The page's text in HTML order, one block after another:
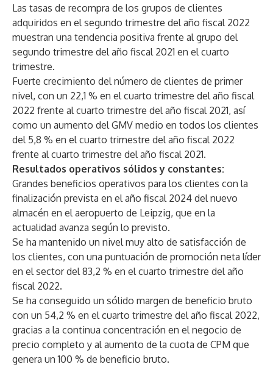
Las tasas de recompra de los grupos de clientes
adquiridos en el segundo trimestre del año fiscal 2022
muestran una tendencia positiva frente al grupo del
segundo trimestre del año fiscal 2021 en el cuarto
trimestre.
Fuerte crecimiento del número de clientes de primer
nivel, con un 22,1 % en el cuarto trimestre del año fiscal
2022 frente al cuarto trimestre del año fiscal 2021, así
como un aumento del GMV medio en todos los clientes
del 5,8 % en el cuarto trimestre del año fiscal 2022
frente al cuarto trimestre del año fiscal 2021.
Resultados operativos sólidos y constantes:
Grandes beneficios operativos para los clientes con la
finalización prevista en el año fiscal 2024 del nuevo
almacén en el aeropuerto de Leipzig, que en la
actualidad avanza según lo previsto.
Se ha mantenido un nivel muy alto de satisfacción de
los clientes, con una puntuación de promoción neta líder
en el sector del 83,2 % en el cuarto trimestre del año
fiscal 2022.
Se ha conseguido un sólido margen de beneficio bruto
con un 54,2 % en el cuarto trimestre del año fiscal 2022,
gracias a la continua concentración en el negocio de
precio completo y al aumento de la cuota de CPM que
genera un 100 % de beneficio bruto.